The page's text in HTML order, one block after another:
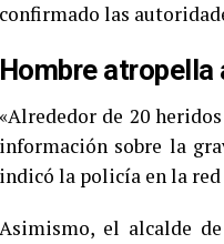
confirmado las
Hombre
«Alrededor de 20
información sobre la
indicó la policía en la red
Asimismo, el alcalde